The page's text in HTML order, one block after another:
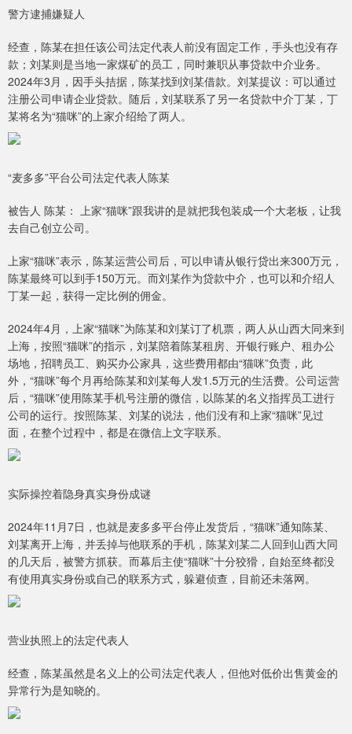
警方逮捕嫌疑人
经查，陈某在担任该公司法定代表人前没有固定工作，手头也没有存
款；刘某则是当地一家煤矿的员工，同时兼职从事贷款中介业务。
2024年3月，因手头拮据，陈某找到刘某借款。刘某提议：可以通过
注册公司申请企业贷款。随后，刘某联系了另一名贷款中介丁某，丁
某将名为“猫咪”的上家介绍给了两人。
“麦多多”平台公司法定代表人陈某
被告人 陈某： 上家“猫咪”跟我讲的是就把我包装成一个大老板，让我
去自己创立公司。
上家“猫咪”表示，陈某运营公司后，可以申请从银行贷出来300万元，
陈某最终可以到手150万元。而刘某作为贷款中介，也可以和介绍人
丁某一起，获得一定比例的佣金。
2024年4月，上家“猫咪”为陈某和刘某订了机票，两人从山西大同来到
上海，按照“猫咪”的指示，刘某陪着陈某租房、开银行账户、租办公
场地，招聘员工、购买办公家具，这些费用都由“猫咪”负责，此
外，“猫咪”每个月再给陈某和刘某每人发1.5万元的生活费。公司运营
后，“猫咪”使用陈某手机号注册的微信，以陈某的名义指挥员工进行
公司的运行。按照陈某、刘某的说法，他们没有和上家“猫咪”见过
面，在整个过程中，都是在微信上文字联系。
实际操控着隐身真实身份成谜
2024年11月7日，也就是麦多多平台停止发货后，“猫咪”通知陈某、
刘某离开上海，并丢掉与他联系的手机，陈某刘某二人回到山西大同
的几天后，被警方抓获。而幕后主使“猫咪”十分狡猾，自始至终都没
有使用真实身份或自己的联系方式，躲避侦查，目前还未落网。
营业执照上的法定代表人
经查，陈某虽然是名义上的公司法定代表人，但他对低价出售黄金的
异常行为是知晓的。